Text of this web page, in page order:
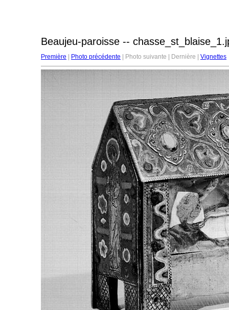
Beaujeu-paroisse --
Première Photo précédente | Photo suivante | Dernière | Vignettes